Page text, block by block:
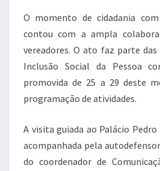
O momento de cidadania
contou com a ampla
vereadores. O ato faz parte das
Inclusão Social da Pessoa
promovida de 25 a 29 deste
programação de atividades.
A visita guiada ao Palácio
acompanhada pela
do coordenador de